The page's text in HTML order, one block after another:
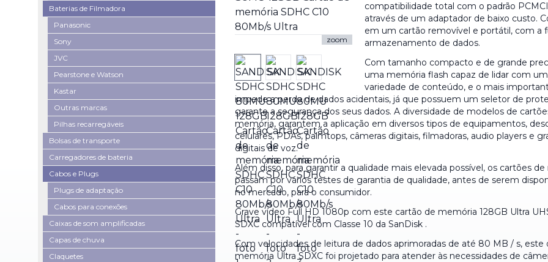
Baterias de Filmadora
Panasonic
Sony
JVC
Pearstone e Watson
Kastar
Outras marcas
Pilhas recarregáveis
Bolsas de transporte
Carregadores de bateria
Cabos e Plugs
Plugs de adaptação
Cabos para conexões
Caixas de som amplificadas
Capas de chuva
Claquetes
zoom
compatibilidade total com o padrão
através de um adaptador de baixo custo.
em um cartão removível e portátil, com a
armazenamento de dados.
Com tamanho compacto e de grande
uma memória flash capaz de lidar com
variedade de conteúdo, e o mais
impede a perda de dados acidentais, já que possuem um seletor de
garante a segurança dos seus dados. A diversidade de modelos de
memória, garantem a aplicação em diversos tipos de equipamentos,
celulares, PDAs, palmtops, câmeras digitais, filmadoras, audio players e
digitais de voz.
Além disso, para garantir a qualidade mais elevada possível, os cartões
passam por vários testes de garantia de qualidade, antes de serem
no mercado, para o consumidor.
Grave vídeo Full HD 1080p com este cartão de memória 128GB Ultra
SDXC compatível com Classe 10 da SanDisk .
Com velocidades de leitura de dados aprimoradas de até 80 MB / s, este
memória Ultra SDXC foi projetado para atender às necessidades de